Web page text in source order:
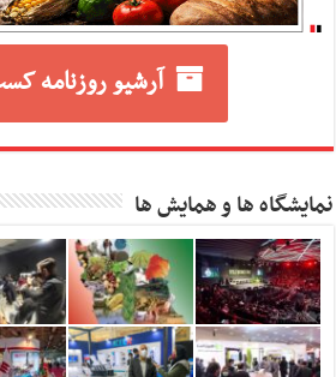
آرشیو روزنامه
نمایشگاه ها و همایش ها